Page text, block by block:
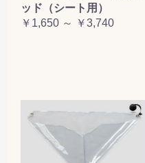
ッド（シート用）
￥1,650 ～ ￥3,740